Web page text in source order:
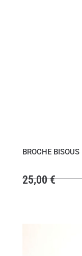
BROCHE BISOUS
25,00€